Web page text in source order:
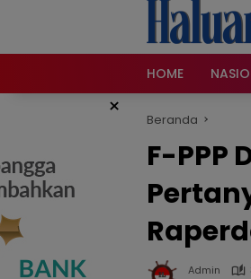
HOME
× Beranda
F-PPP
Admin